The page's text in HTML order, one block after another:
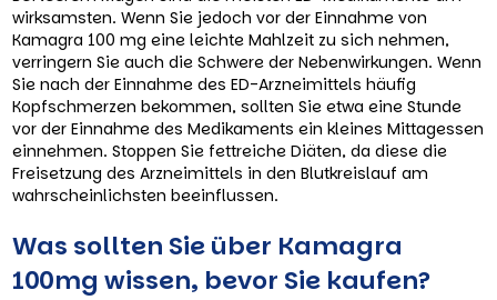
wirksamsten. Wenn Sie jedoch vor der Einnahme von
Kamagra 100 mg eine leichte Mahlzeit zu sich nehmen,
verringern Sie auch die Schwere der Nebenwirkungen. Wenn
Sie nach der Einnahme des ED-Arzneimittels häufig
Kopfschmerzen bekommen, sollten Sie etwa eine Stunde
vor der Einnahme des Medikaments ein kleines Mittagessen
einnehmen. Stoppen Sie fettreiche Diäten, da diese die
Freisetzung des Arzneimittels in den Blutkreislauf am
wahrscheinlichsten beeinflussen.
Was sollten Sie über Kamagra
100mg wissen, bevor Sie kaufen?